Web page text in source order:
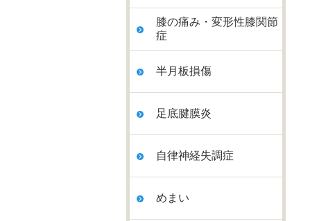
膝の痛み・変形性膝関節
症
半月板損傷
足底腱膜炎
自律神経失調症
めまい